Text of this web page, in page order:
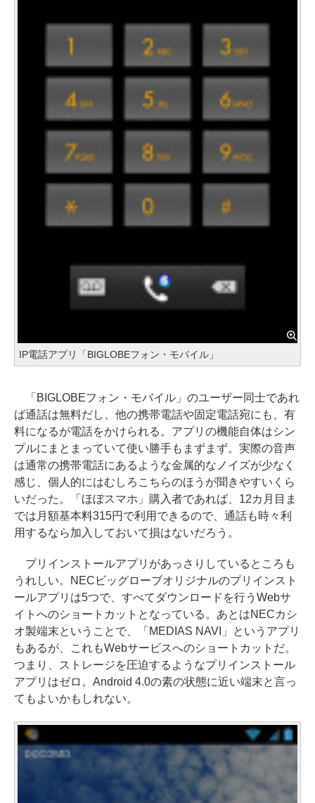
IP電話アプリ「BIGLOBEフォン・モバイル」
「BIGLOBEフォン・モバイル」のユーザー同士であれ
ば通話は無料だし、他の携帯電話や固定電話宛にも、有
料になるが電話をかけられる。アプリの機能自体はシン
プルにまとまっていて使い勝手もまずまず。実際の音声
は通常の携帯電話にあるような金属的なノイズが少なく
感じ、個人的にはむしろこちらのほうが聞きやすいくら
いだった。「ほぼスマホ」購入者であれば、12カ月目ま
では月額基本料315円で利用できるので、通話も時々利
用するなら加入しておいて損はないだろう。
プリインストールアプリがあっさりしているところも
うれしい。NECビッグローブオリジナルのプリインスト
ールアプリは5つで、すべてダウンロードを行うWebサ
イトへのショートカットとなっている。あとはNECカシ
オ製端末ということで、「MEDIAS NAVI」というアプリ
もあるが、これもWebサービスへのショートカットだ。
つまり、ストレージを圧迫するようなプリインストール
アプリはゼロ。Android 4.0の素の状態に近い端末と言っ
てもよいかもしれない。